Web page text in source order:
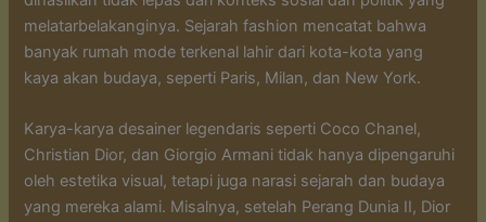
melatarbelakanginya. Sejarah fashion mencatat bahwa
banyak rumah mode terkenal lahir dari kota-kota yang
kaya akan budaya, seperti Paris, Milan, dan New York.
Karya-karya desainer legendaris seperti Coco Chanel,
Christian Dior, dan Giorgio Armani tidak hanya dipengaruhi
oleh estetika visual, tetapi juga narasi sejarah dan budaya
yang mereka alami. Misalnya, setelah Perang Dunia II, Dior